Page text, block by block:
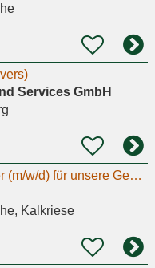
Services GmbH
Minijob als Verpacker (m/w/d) für unsere Gemüsekisten gesucht
Kalkriese